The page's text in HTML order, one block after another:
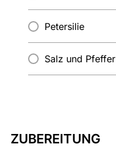
Petersilie
Salz und Pfeffer
ZUBEREITUNG